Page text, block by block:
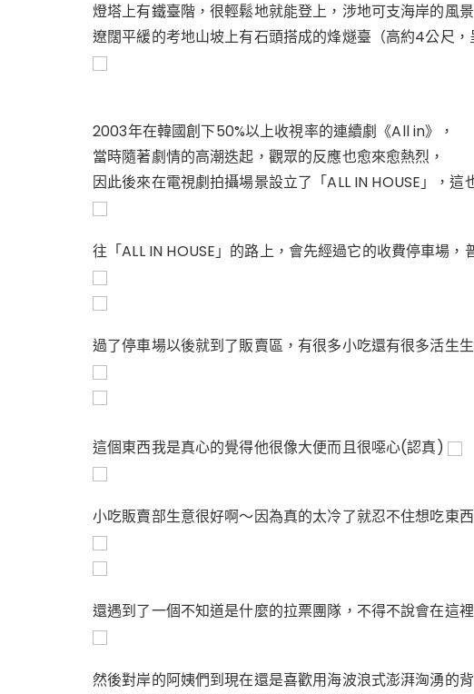
燈塔上有鐵臺階，很輕鬆地就能登上，涉地可支海岸的風
遼闊平緩的考地山坡上有石頭搭成的烽燧臺（高約4公尺
2003年在韓國創下50%以上收視率的連續劇《All in》，
當時隨著劇情的高潮迭起，觀眾的反應也愈來愈熱烈，
因此後來在電視劇拍攝場景設立了「ALL IN HOUSE」，這
往「ALL IN HOUSE」的路上，會先經過它的收費停車場，
過了停車場以後就到了販賣區，有很多小吃還有很多活生生
這個東西我是真心的覺得他很像大便而且很噁心(認真)
小吃販賣部生意很好啊～因為真的太冷了就忍不住想吃東
還遇到了一個不知道是什麼的拉票團隊，不得不說會在這
然後對岸的阿姨們到現在還是喜歡用海波浪式澎湃洶湧的背